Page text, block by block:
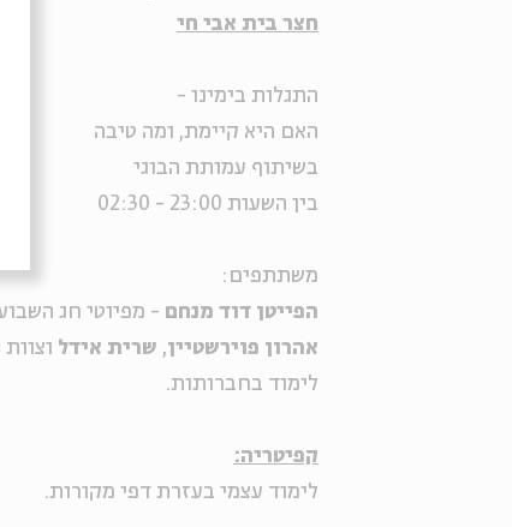
חצר בית אבי חי
התגלות בימינו -
האם היא קיימת, ומה טיבה
בשיתוף עמותת הבוגי
בין השעות 23:00 - 02:30
משתתפים:
הפייטן דוד מנחם - מפיוטי חג
אהרון פוירשטיין, שרית אידל
לימוד בחברותות.
קפיטריה:
לימוד עצמי בעזרת דפי מקורות.